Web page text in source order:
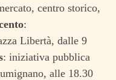
centro storico,
:
Libertà, dalle 9
: iniziativa pubblica
alle 18.30